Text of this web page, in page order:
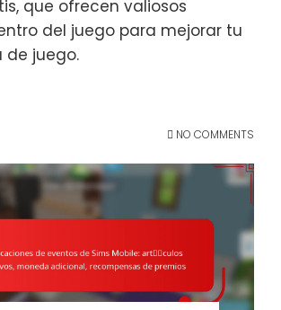
que ofrecen valiosos
del juego para mejorar tu
de juego.
NO COMMENTS